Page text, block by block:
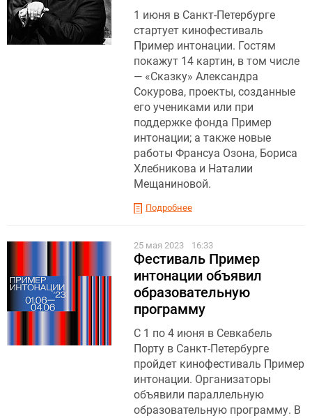
1 июня в Санкт-Петербурге
стартует кинофестиваль
Пример интонации. Гостям
покажут 14 картин, в том числе
— «Сказку» Александра
Сокурова, проекты, созданные
его учениками или при
поддержке фонда Пример
интонации; а также новые
работы Франсуа Озона, Бориса
Хлебникова и Наталии
Мещаниновой.
Подробнее
25 мая 2023 16:33
Фестиваль Пример
интонации объявил
образовательную
программу
С 1 по 4 июня в Севкабель
Порту в Санкт-Петербурге
пройдет кинофестиваль Пример
интонации. Организаторы
объявили параллельную
образовательную программу. В